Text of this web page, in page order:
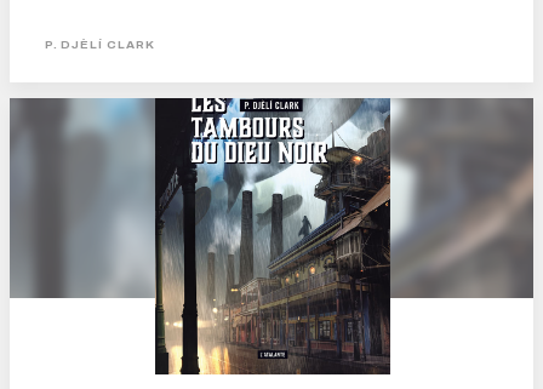
est indépendante alors que la guerre de sécession n’a pas pris fin et que
P. DJÈLÍ CLARK